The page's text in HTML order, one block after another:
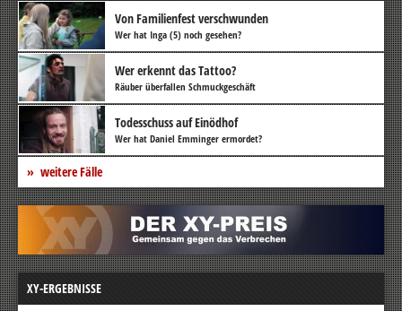
Von Familienfest verschwunden
Wer hat Inga (5) noch gesehen?
Wer erkennt das Tattoo?
Räuber überfallen Schmuckgeschäft
Todesschuss auf Einödhof
Wer hat Daniel Emminger ermordet?
weitere Fälle
XY-ERGEBNISSE